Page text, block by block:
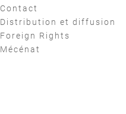
Contact
Distribution et diffusion
Foreign Rights
Mécénat